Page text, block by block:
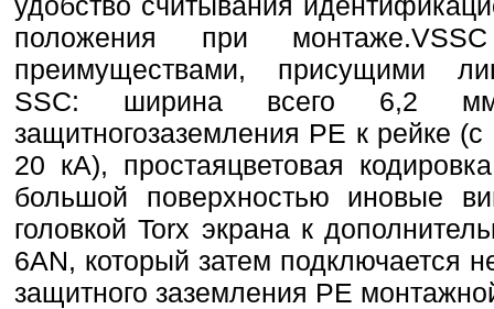
положения при
преимуществами, присущими
SSC: ширина всего 6,2 мм,
защитногозаземления PE к рейке
20 кА), простаяцветовая
большой поверхностью иновые
головкой Torx экрана к
6AN, который затем подключается
защитного заземления PE